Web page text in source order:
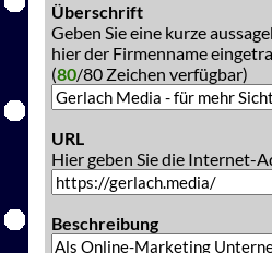
Überschrift
Geben Sie eine kurze
hier der Firmenname
(80/80 Zeichen verfügbar)
URL
Hier geben Sie die Internet-
Beschreibung